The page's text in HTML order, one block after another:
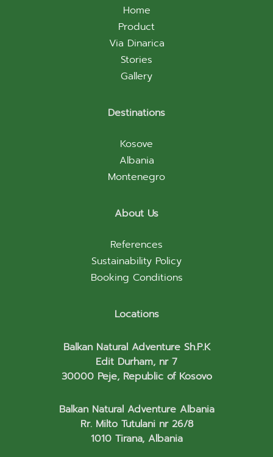
Home
Product
Via Dinarica
Stories
Gallery
Destinations
Kosove
Albania
Montenegro
About Us
References
Sustainability Policy
Booking Conditions
Locations
Balkan Natural Adventure Sh.P.K
Edit Durham, nr 7
30000 Peje, Republic of Kosovo
Balkan Natural Adventure Albania
Rr. Milto Tutulani nr 26/8
1010 Tirana, Albania